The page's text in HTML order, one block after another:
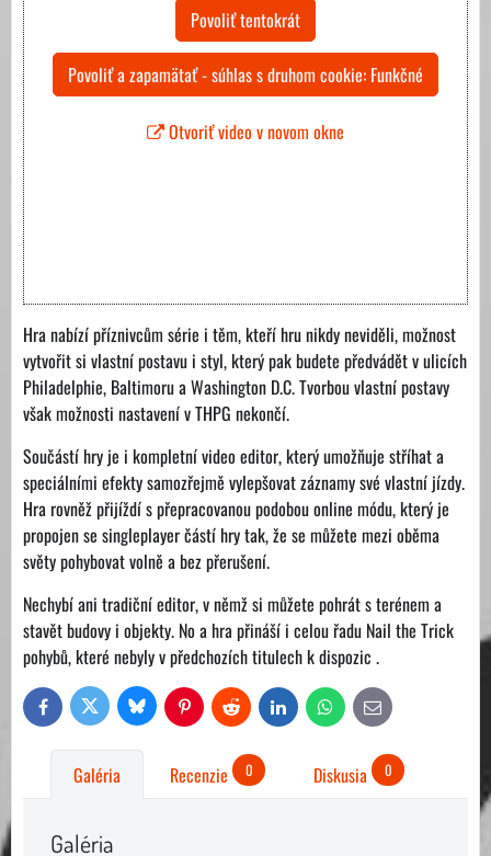
Povoliť tentokrát
Povoliť a zapamätať - súhlas s druhom cookie: Funkčné
Otvoriť video v novom okne
Hra nabízí příznivcům série i těm, kteří hru nikdy neviděli, možnost
vytvořit si vlastní postavu i styl, který pak budete předvádět v ulicích
Philadelphie, Baltimoru a Washington D.C. Tvorbou vlastní postavy
však možnosti nastavení v THPG nekončí.
Součástí hry je i kompletní video editor, který umožňuje stříhat a
speciálními efekty samozřejmě vylepšovat záznamy své vlastní jízdy.
Hra rovněž přijíždí s přepracovanou podobou online módu, který je
propojen se singleplayer částí hry tak, že se můžete mezi oběma
světy pohybovat volně a bez přerušení.
Nechybí ani tradiční editor, v němž si můžete pohrát s terénem a
stavět budovy i objekty. No a hra přináší i celou řadu Nail the Trick
pohybů, které nebyly v předchozích titulech k dispozic .
FacebookTwitter Bluesky PinterestReddit LinkedIn WhatsAppE-
mail
Galéria Recenzie 0 Diskusia 0
Galéria